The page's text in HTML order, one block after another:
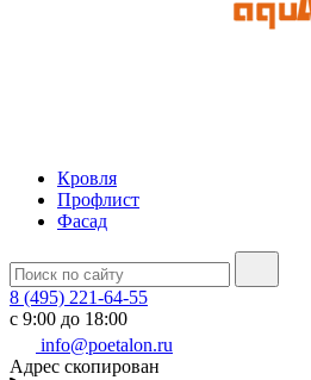
Кровля
Профлист
Фасад
8 (495) 221-64-55
с 9:00 до 18:00
info@poetalon.ru
Адрес скопирован